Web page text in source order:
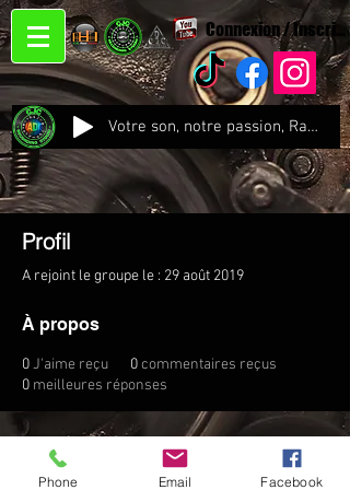
Connexion /
Votre son, notre passion, Radio CJC Recording Studio , là où chaque note prend vie !
Profil
A rejoint le groupe le : 29 août 2019
À propos
0J'aime reçu 0commentaires reçus
0 meilleures réponses
Phone Email Facebook